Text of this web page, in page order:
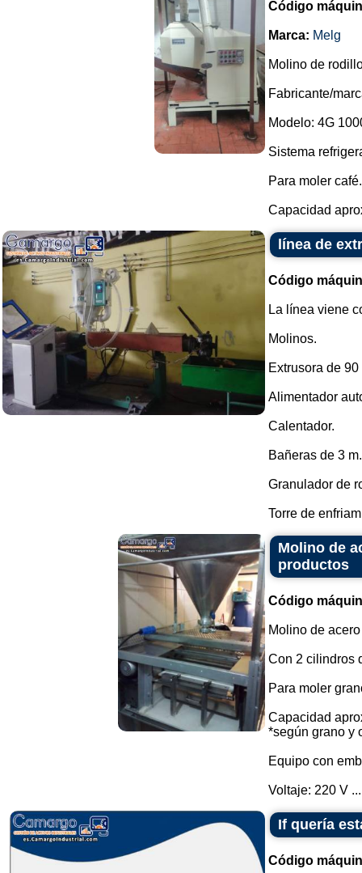
Código
Marca: Melg
Molino de
Fabricante/
Modelo: 4G
Sistema
Para moler café.
Capacidad
línea de
Código
La línea viene
Molinos.
Extrusora de 90
Alimentador
Calentador.
Bañeras de 3 m.
Granulador de
Torre de
Molino de
productos
Código
Molino de
Con 2 cilindros
Para moler
Capacidad
*según grano y
Equipo con
Voltaje: 220 V ...
If quería
Código